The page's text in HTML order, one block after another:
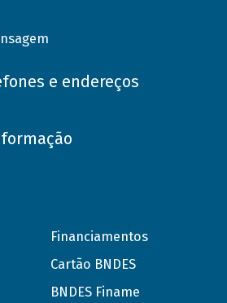
e endereços
Financiamentos
Cartão BNDES
BNDES Finame